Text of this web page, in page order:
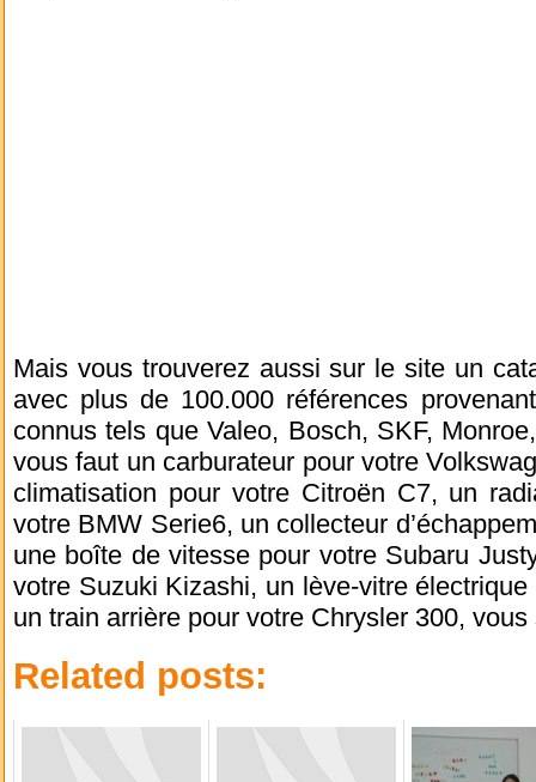
Mais vous trouverez aussi sur le site un
avec plus de 100.000 références
connus tels que Valeo, Bosch, SKF,
vous faut un carburateur pour votre
climatisation pour votre Citroën C7, un
votre BMW Serie6, un collecteur
une boîte de vitesse pour votre Subaru
votre Suzuki Kizashi, un lève-vitre
un train arrière pour votre Chrysler 300,
Related posts: